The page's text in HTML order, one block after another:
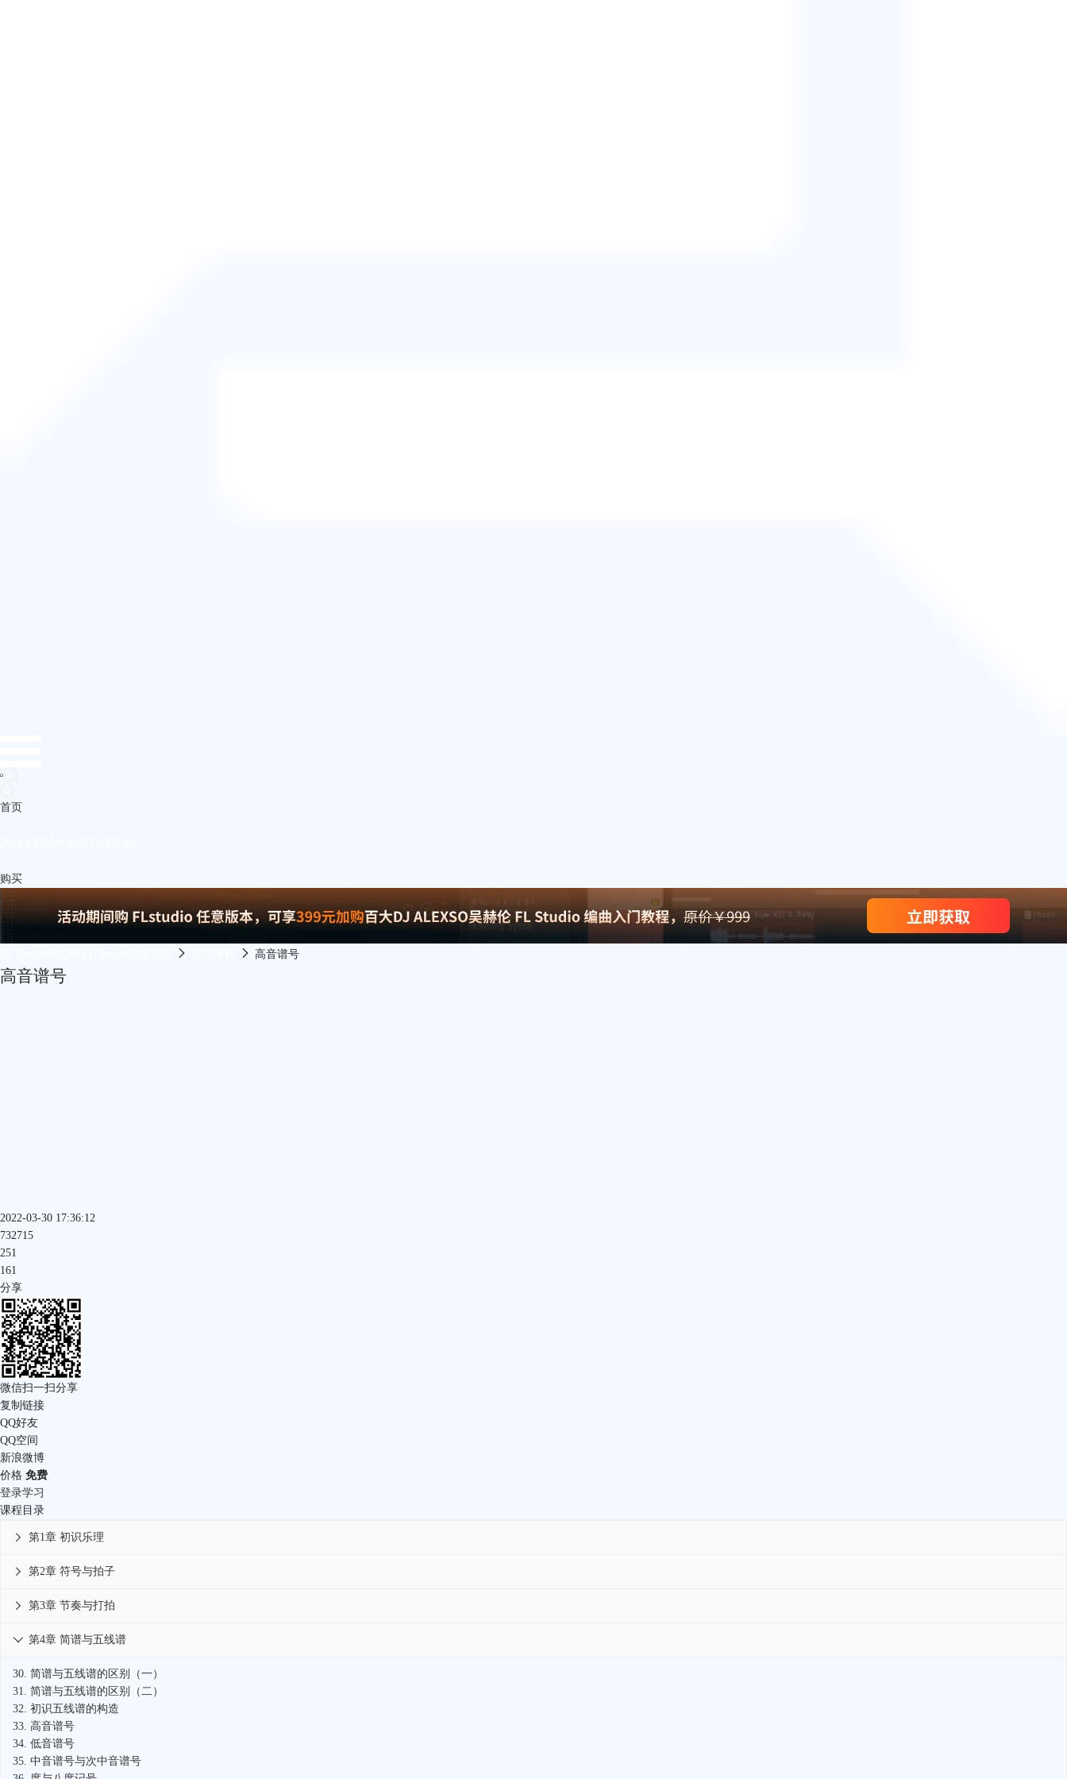
首页
购买
高音谱号
高音谱号
2022-03-30 17:36:12
732715
251
161
分享
微信扫一扫分享
复制链接
QQ好友
QQ空间
新浪微博
价格 免费
登录学习
课程目录
第1章 初识乐理

第2章 符号与拍子

第3章 节奏与打拍

第4章 简谱与五线谱

30. 简谱与五线谱的区别（一）
31. 简谱与五线谱的区别（二）
32. 初识五线谱的构造
33. 高音谱号
34. 低音谱号
35. 中音谱号与次中音谱号